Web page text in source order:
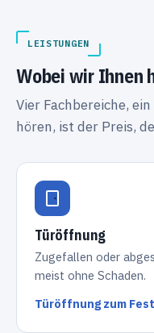
LEISTUNGEN
Wobei wir Ihnen
Vier Fachbereiche,
hören, ist der Preis,
Türöffnung
Zugefallen oder
meist ohne Schaden.
Türöffnung zum